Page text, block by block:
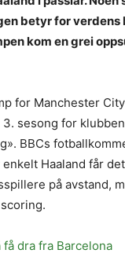
betyr for verdens
kom en grei
for Manchester
3. sesong for
BBCs
Haaland får
på avstand,
få dra fra Barcelona